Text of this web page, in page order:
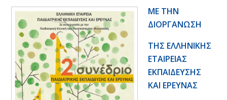
ΜΕ ΤΗΝ
ΔΙΟΡΓΑΝΩΣΗ
ΤΗΣ ΕΛΛΗΝΙΚΗΣ
ΕΤΑΙΡΕΙΑΣ
ΕΚΠΑΙΔΕΥΣΗΣ
ΚΑΙ ΕΡΕΥΝΑΣ